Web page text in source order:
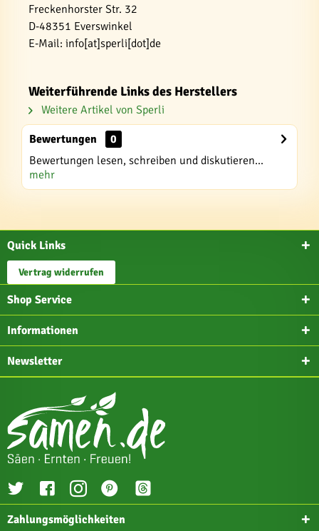
Freckenhorster Str. 32
D-48351 Everswinkel
E-Mail: info[at]sperli[dot]de
Weiterführende Links des Herstellers
Weitere Artikel von Sperli
Bewertungen
0
Bewertungen lesen, schreiben und diskutieren...
mehr
Quick Links
Vertrag widerrufen
Shop Service
Informationen
Newsletter
Zahlungsmöglichkeiten